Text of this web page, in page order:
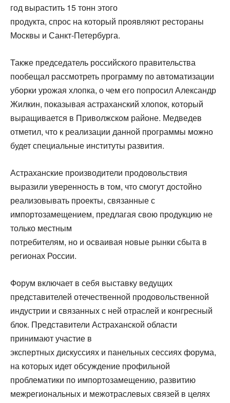
год вырастить 15 тонн этого
продукта, спрос на который проявляют рестораны
Москвы и Санкт-Петербурга.
Также председатель российского правительства
пообещал рассмотреть программу по автоматизации
уборки урожая хлопка, о чем его попросил Александр
Жилкин, показывая астраханский хлопок, который
выращивается в Приволжском районе. Медведев
отметил, что к реализации данной программы можно
будет специальные институты развития.
Астраханские производители продовольствия
выразили уверенность в том, что смогут достойно
реализовывать проекты, связанные с
импортозамещением, предлагая свою продукцию не
только местным
потребителям, но и осваивая новые рынки сбыта в
регионах России.
Форум включает в себя выставку ведущих
представителей отечественной продовольственной
индустрии и связанных с ней отраслей и конгресный
блок. Представители Астраханской области
принимают участие в
экспертных дискуссиях и панельных сессиях форума,
на которых идет обсуждение профильной
проблематики по импортозамещению, развитию
межрегиональных и межотраслевых связей в целях